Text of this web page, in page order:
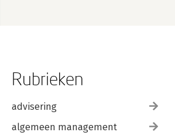
Rubrieken
advisering
algemeen management